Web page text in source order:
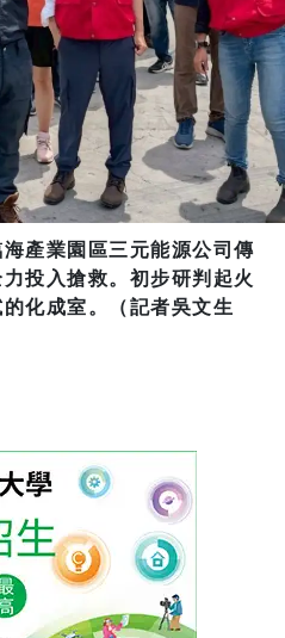
產業園區三元能源公司傳
投入搶救。初步研判起火
化成室。（記者吳文生